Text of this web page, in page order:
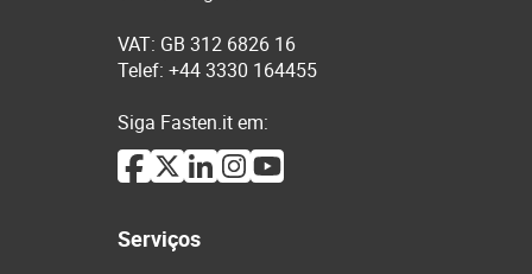
VAT: GB 312 6826 16
Telef: +44 3330 164455
Siga Fasten.it em:
Serviços